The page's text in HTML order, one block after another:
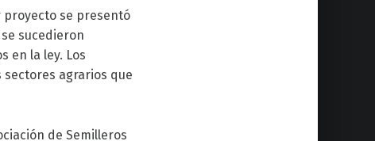
proyecto se presentó
sucedieron
en la ley. Los
agrarios que
de Semilleros